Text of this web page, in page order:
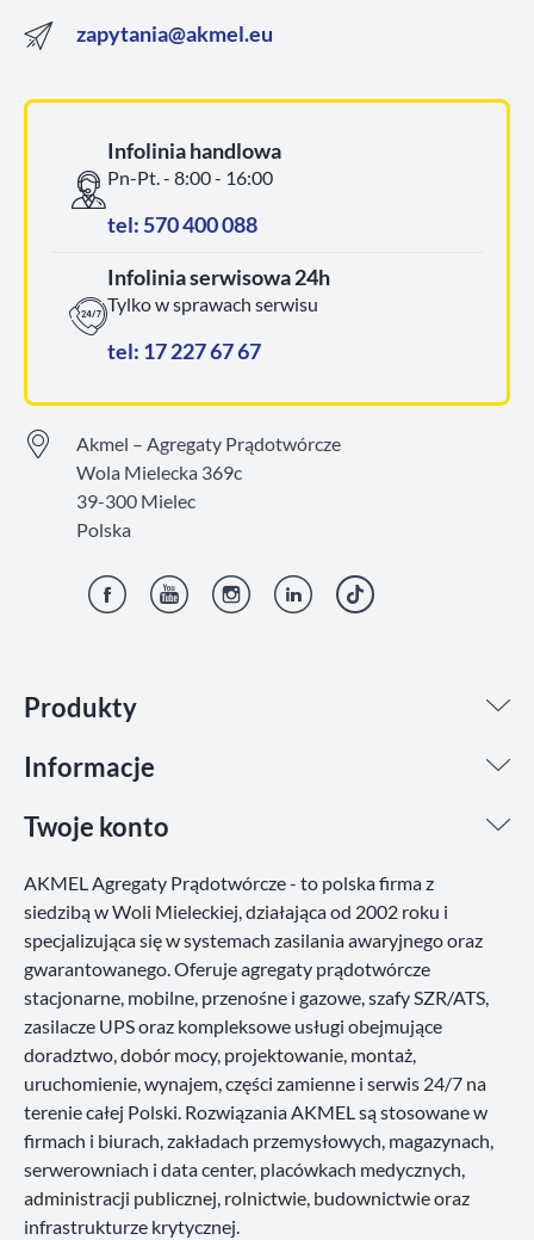
Produkty
Informacje
Twoje konto
zapytania@akmel.eu
Infolinia handlowa
Pn-Pt. - 8:00 - 16:00
tel: 570 400 088
Infolinia serwisowa 24h
Tylko w sprawach serwisu
tel: 17 227 67 67
Akmel – Agregaty Prądotwórcze
Wola Mielecka 369c
39-300 Mielec
Polska
AKMEL Agregaty Prądotwórcze - to polska firma z
siedzibą w Woli Mieleckiej, działająca od 2002 roku i
specjalizująca się w systemach zasilania awaryjnego oraz
gwarantowanego. Oferuje agregaty prądotwórcze
stacjonarne, mobilne, przenośne i gazowe, szafy SZR/ATS,
zasilacze UPS oraz kompleksowe usługi obejmujące
doradztwo, dobór mocy, projektowanie, montaż,
uruchomienie, wynajem, części zamienne i serwis 24/7 na
terenie całej Polski. Rozwiązania AKMEL są stosowane w
firmach i biurach, zakładach przemysłowych, magazynach,
serwerowniach i data center, placówkach medycznych,
administracji publicznej, rolnictwie, budownictwie oraz
infrastrukturze krytycznej.